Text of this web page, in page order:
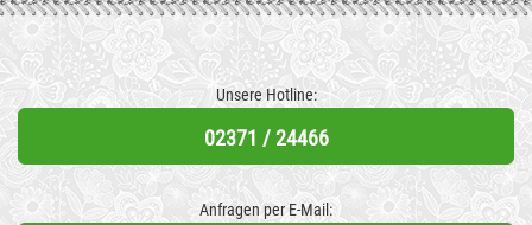
Unsere Hotline:
02371 / 24466
Anfragen per E-Mail: